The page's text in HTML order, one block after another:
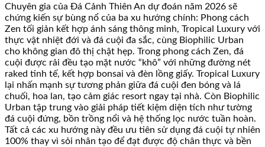
Chuyên gia của Đá Cảnh Thiên An dự đoán năm 2026 sẽ
chứng kiến sự bùng nổ của ba xu hướng chính: Phong cách
Zen tối giản kết hợp ánh sáng thông minh, Tropical Luxury với
thực vật nhiệt đới và đá cuội đa sắc, cùng Biophilic Urban
cho không gian đô thị chật hẹp. Trong phong cách Zen, đá
cuội được rải đều tạo mặt nước “khô” với những đường nét
raked tinh tế, kết hợp bonsai và đèn lồng giấy. Tropical Luxury
lại nhấn mạnh sự tương phản giữa đá cuội đen bóng và lá
chuối, hoa lan, tạo cảm giác resort ngay tại nhà. Còn Biophilic
Urban tập trung vào giải pháp tiết kiệm diện tích như tường
đá cuội đứng, bồn trồng nổi và hệ thống lọc nước tuần hoàn.
Tất cả các xu hướng này đều ưu tiên sử dụng đá cuội tự nhiên
100% thay vì sỏi nhân tạo để đạt được độ chân thực và bền